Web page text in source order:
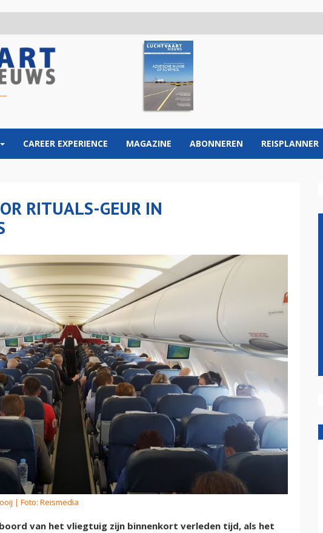
CAREER EXPERIENCE MAGAZINE ABONNEREN REISPLANNER
RITUALS-GEUR IN
| Foto: Reismedia
boord van het vliegtuig zijn binnenkort verleden tijd, als het